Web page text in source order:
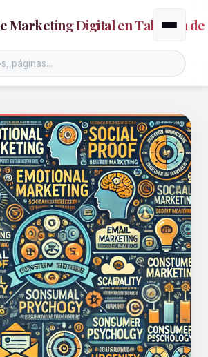
Marketing Digital en Talavera de
Alternar